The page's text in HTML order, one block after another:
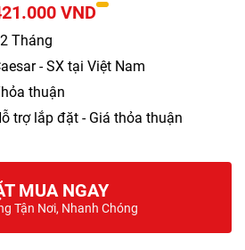
VND
Tháng
- SX tại Việt Nam
thuận
trợ lắp đặt - Giá thỏa thuận
MUA NGAY
Tận Nơi, Nhanh Chóng